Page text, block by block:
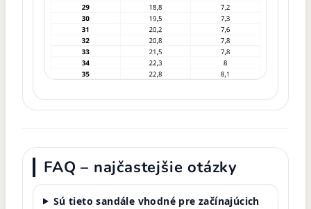
FAQ – najčastejšie otázky
Sú tieto sandále vhodné pre začínajúcich